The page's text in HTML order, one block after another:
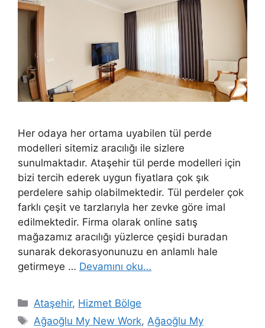
Her odaya her ortama uyabilen tül perde
modelleri sitemiz aracılığı ile sizlere
sunulmaktadır. Ataşehir tül perde modelleri için
bizi tercih ederek uygun fiyatlara çok şık
perdelere sahip olabilmektedir. Tül perdeler çok
farklı çeşit ve tarzlarıyla her zevke göre imal
edilmektedir. Firma olarak online satış
mağazamız aracılığı yüzlerce çeşidi buradan
sunarak dekorasyonunuzu en anlamlı hale
getirmeye … Devamını oku…
Ataşehir, Hizmet Bölge
Ağaoğlu My New Work,Ağaoğlu My